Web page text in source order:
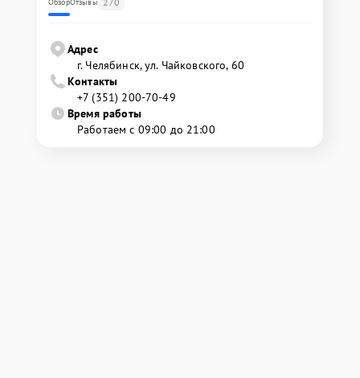
Адрес
г. Челябинск, ул. Чайковского, 60
Контакты
+7 (351) 200-70-49
Время работы
Работаем с 09:00 до 21:00